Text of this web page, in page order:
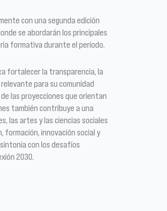
con una segunda edición
se abordarán los principales
formativa durante el período.
fortalecer la transparencia, la
para su comunidad
las proyecciones que orientan
también contribuye a una
las artes y las ciencias sociales
formación, innovación social y
con los desafíos
2030.